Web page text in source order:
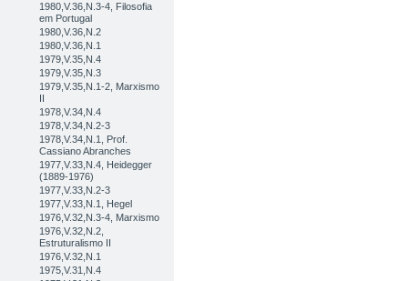
1980,V.36,N.3-4, Filosofia
em Portugal
1980,V.36,N.2
1980,V.36,N.1
1979,V.35,N.4
1979,V.35,N.3
1979,V.35,N.1-2, Marxismo
II
1978,V.34,N.4
1978,V.34,N.2-3
1978,V.34,N.1, Prof.
Cassiano Abranches
1977,V.33,N.4, Heidegger
(1889-1976)
1977,V.33,N.2-3
1977,V.33,N.1, Hegel
1976,V.32,N.3-4, Marxismo
1976,V.32,N.2,
Estruturalismo II
1976,V.32,N.1
1975,V.31,N.4